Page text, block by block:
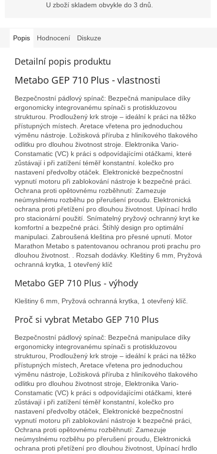
U zboží skladem obvykle do 3 dnů.
Popis Hodnocení Diskuze
Detailní popis produktu
Metabo GEP 710 Plus - vlastnosti
Bezpečnostní pádlový spínač: Bezpečná manipulace díky
ergonomicky integrovanému spínači s protiskluzovou
strukturou. Prodloužený krk stroje – ideální k práci na těžko
přístupných místech. Aretace vřetena pro jednoduchou
výměnu nástroje. Ložisková příruba z hliníkového tlakového
odlitku pro dlouhou životnost stroje. Elektronika Vario-
Constamatic (VC) k práci s odpovídajícími otáčkami, které
zůstávají i při zatížení téměř konstantní. kolečko pro
nastavení předvolby otáček. Elektronické bezpečnostní
vypnutí motoru při zablokování nástroje k bezpečné práci.
Ochrana proti opětovnému rozběhnutí: Zamezuje
neúmyslnému rozběhu po přerušení proudu. Elektronická
ochrana proti přetížení pro dlouhou životnost. Upínací hrdlo
pro stacionární použití. Snímatelný pryžový ochranný kryt ke
komfortní a bezpečné práci. Štíhlý design pro optimální
manipulaci. Zabroušená kleština pro přesné upnutí. Motor
Marathon Metabo s patentovanou ochranou proti prachu pro
dlouhou životnost. . Rozsah dodávky. Kleštiny 6 mm, Pryžová
ochranná krytka, 1 otevřený klíč
Metabo GEP 710 Plus - výhody
Kleštiny 6 mm, Pryžová ochranná krytka, 1 otevřený klíč.
Proč si vybrat Metabo GEP 710 Plus
Bezpečnostní pádlový spínač: Bezpečná manipulace díky
ergonomicky integrovanému spínači s protiskluzovou
strukturou, Prodloužený krk stroje – ideální k práci na těžko
přístupných místech, Aretace vřetena pro jednoduchou
výměnu nástroje, Ložisková příruba z hliníkového tlakového
odlitku pro dlouhou životnost stroje, Elektronika Vario-
Constamatic (VC) k práci s odpovídajícími otáčkami, které
zůstávají i při zatížení téměř konstantní, kolečko pro
nastavení předvolby otáček, Elektronické bezpečnostní
vypnutí motoru při zablokování nástroje k bezpečné práci,
Ochrana proti opětovnému rozběhnutí: Zamezuje
neúmyslnému rozběhu po přerušení proudu, Elektronická
ochrana proti přetížení pro dlouhou životnost, Upínací hrdlo